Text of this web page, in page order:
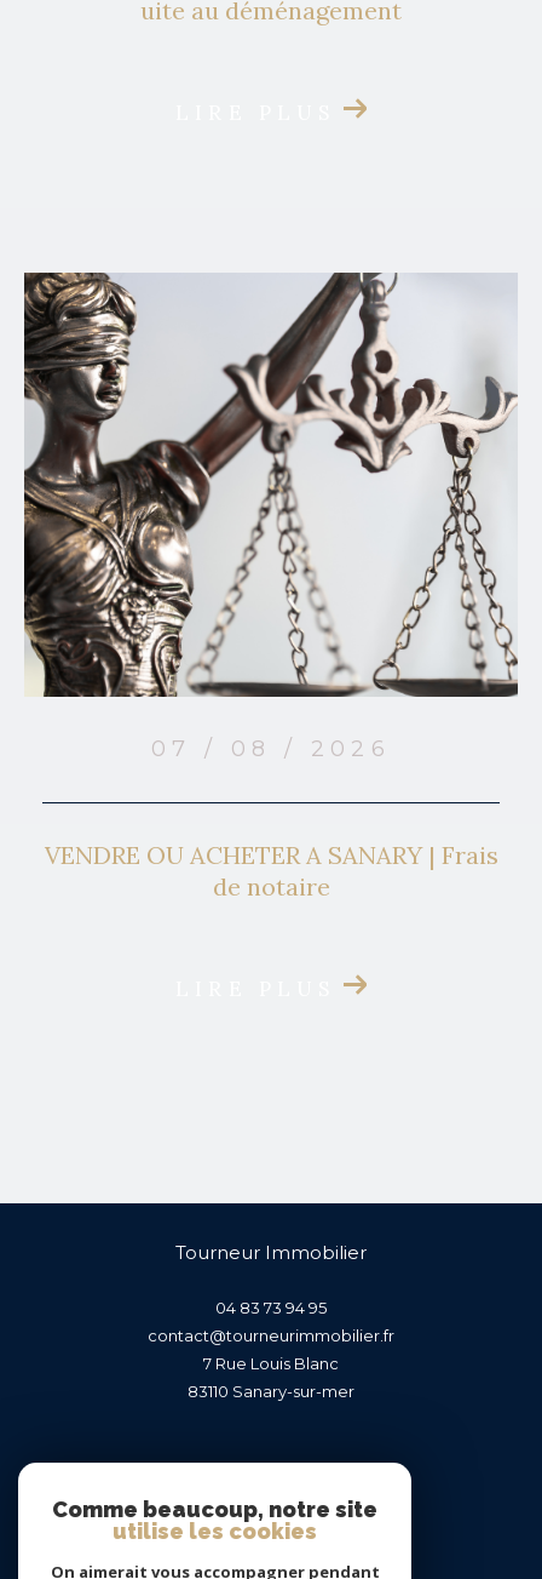
uite au déménagement
07 / 08 / 2026
VENDRE OU ACHETER A SANARY | Frais
de notaire
Tourneur Immobilier
04 83 73 94 95
contact@tourneurimmobilier.fr
7 Rue Louis Blanc
83110
sanary-sur-mer
Comme beaucoup, notre site
utilise les cookies
On aimerait vous accompagner pendant